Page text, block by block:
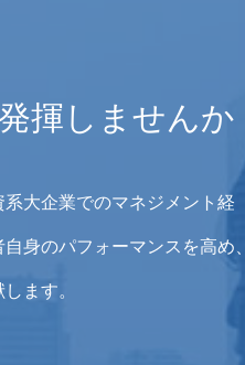
揮しませんか
大企業でのマネジメント経
身のパフォーマンスを高め、
ます。